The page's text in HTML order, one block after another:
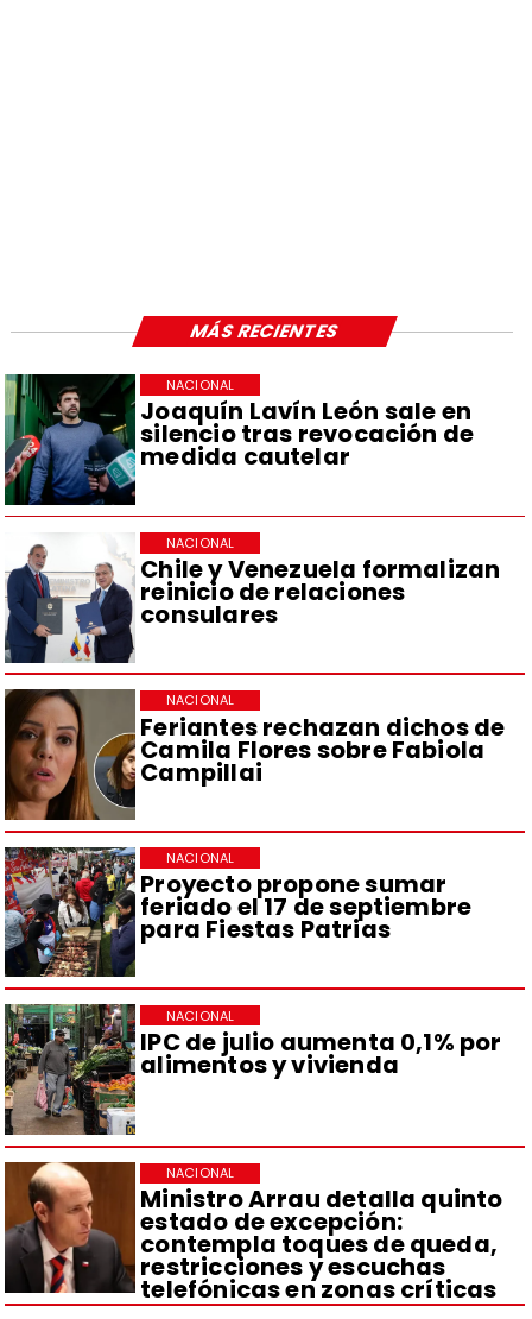
Joaquín Lavín León sale en
silencio tras revocación de
medida cautelar
NACIONAL
Chile y Venezuela formalizan
reinicio de relaciones
consulares
NACIONAL
Feriantes rechazan dichos de
Camila Flores sobre Fabiola
Campillai
NACIONAL
Proyecto propone sumar
feriado el 17 de septiembre
para Fiestas Patrias
NACIONAL
IPC de julio aumenta 0,1% por
alimentos y vivienda
NACIONAL
Ministro Arrau detalla quinto
estado de excepción:
contempla toques de queda,
restricciones y escuchas
telefónicas en zonas críticas
NACIONAL
MÁS RECIENTES